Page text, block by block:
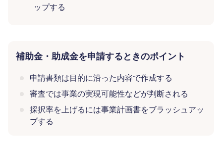
ップする
補助金・助成金を申請するときのポイント
申請書類は目的に沿った内容で作成する
審査では事業の実現可能性などが判断される
採択率を上げるには事業計画書をブラッシュアッ
プする